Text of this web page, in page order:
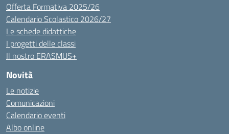
Offerta Formativa 2025/26
Calendario Scolastico 2026/27
Le schede didattiche
I progetti delle classi
Il nostro ERASMUS+
Novità
Le notizie
Comunicazioni
Calendario eventi
Albo online